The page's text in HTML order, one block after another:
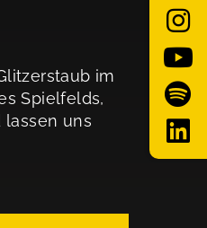
im
Spielfelds,
uns